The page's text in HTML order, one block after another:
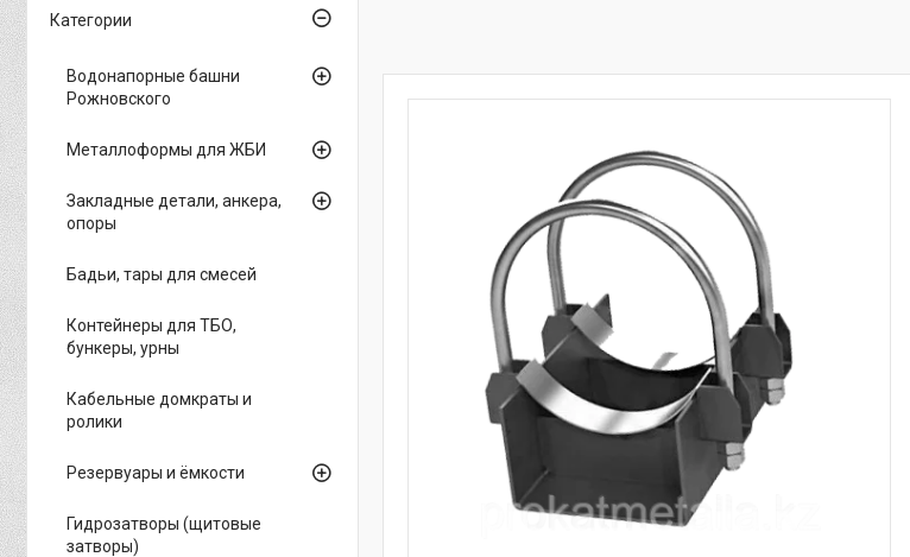
Категории
Водонапорные башни
Рожновского
Металлоформы для ЖБИ
Закладные детали, анкера,
опоры
Бадьи, тары для смесей
Контейнеры для ТБО,
бункеры, урны
Кабельные домкраты и
ролики
Резервуары и ёмкости
Гидрозатворы (щитовые
затворы)